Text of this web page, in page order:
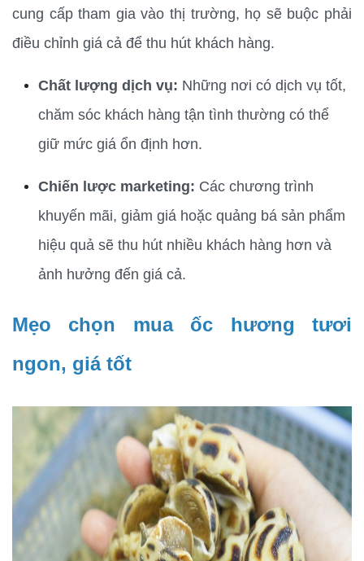
cung cấp tham gia vào thị trường, họ sẽ buộc phải
điều chỉnh giá cả để thu hút khách hàng.
Chất lượng dịch vụ: Những nơi có dịch vụ tốt,
chăm sóc khách hàng tận tình thường có thể
giữ mức giá ổn định hơn.
Chiến lược marketing: Các chương trình
khuyến mãi, giảm giá hoặc quảng bá sản phẩm
hiệu quả sẽ thu hút nhiều khách hàng hơn và
ảnh hưởng đến giá cả.
Mẹo chọn mua ốc hương tươi
ngon, giá tốt